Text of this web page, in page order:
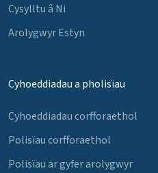
Cysylltu â Ni
Arolygwyr Estyn
Cyhoeddiadau a pholisïau
Cyhoeddiadau corfforaethol
Polisïau corfforaethol
Polisïau ar gyfer arolygwyr